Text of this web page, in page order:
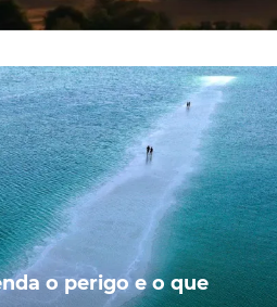
o perigo e o que